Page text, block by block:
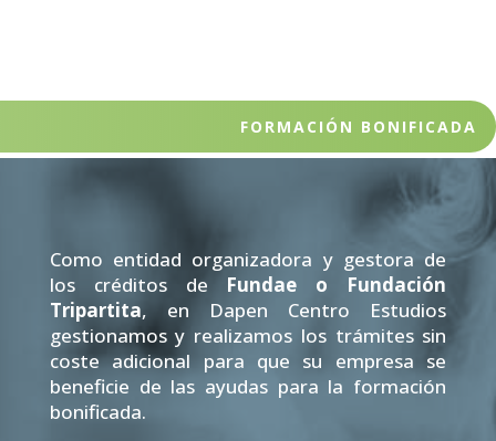
FORMACIÓN BONIFICADA
Como entidad organizadora y gestora de
los créditos de Fundae o Fundación
Tripartita, en Dapen Centro Estudios
gestionamos y realizamos los trámites sin
coste adicional para que su empresa se
beneficie de las ayudas para la formación
bonificada.